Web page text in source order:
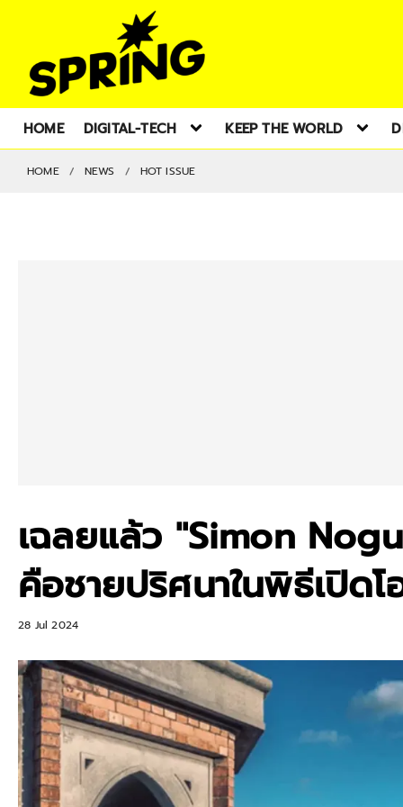
HOME DIGITAL-TECH KEEP THE WORLD
HOME NEWS HOT ISSUE
เฉลยแล้ว "Simon
คือชายปริศนาในพิธีเปิด
28 Jul 2024